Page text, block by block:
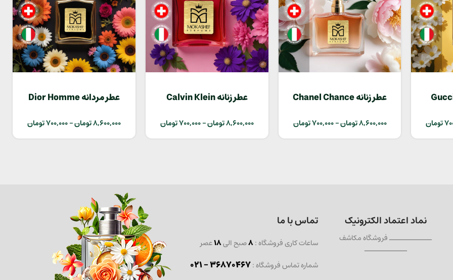
تومان
عطر زنانه Chanel Chance
8,600,000تومان–
700,000تومان
عطر زنانه Calvin Klein
Euphoria8,600,000تومان–
700,000تومان
عطر مردانه Dior Homme
Intense 8,600,000تومان–
700,000تومان
نماد اعتماد الکترونیک
ــــــــــــــ فروشگاه مکاشف
ــــــــــــــ
تماس با ما
ساعات کاری فروشگاه :8صبح الی18عصر
شماره تماس فروشگاه :36870467 - 021